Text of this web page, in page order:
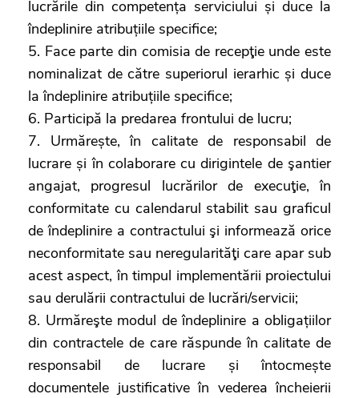
lucrările din competența serviciului și duce la
îndeplinire atribuțiile specifice;
5. Face parte din comisia de recepţie unde este
nominalizat de către superiorul ierarhic și duce
la îndeplinire atribuțiile specifice;
6. Participă la predarea frontului de lucru;
7. Urmărește, în calitate de responsabil de
lucrare și în colaborare cu dirigintele de şantier
angajat, progresul lucrărilor de execuţie, în
conformitate cu calendarul stabilit sau graficul
de îndeplinire a contractului şi informează orice
neconformitate sau neregularităţi care apar sub
acest aspect, în timpul implementării proiectului
sau derulării contractului de lucrări/servicii;
8. Urmăreşte modul de îndeplinire a obligațiilor
din contractele de care răspunde în calitate de
responsabil de lucrare și întocmește
documentele justificative în vederea încheierii